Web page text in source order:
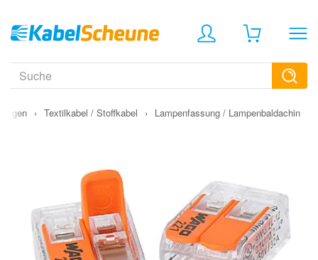
› Textilkabel / Stoffkabel › Lampenfassung / Lampenbaldachin